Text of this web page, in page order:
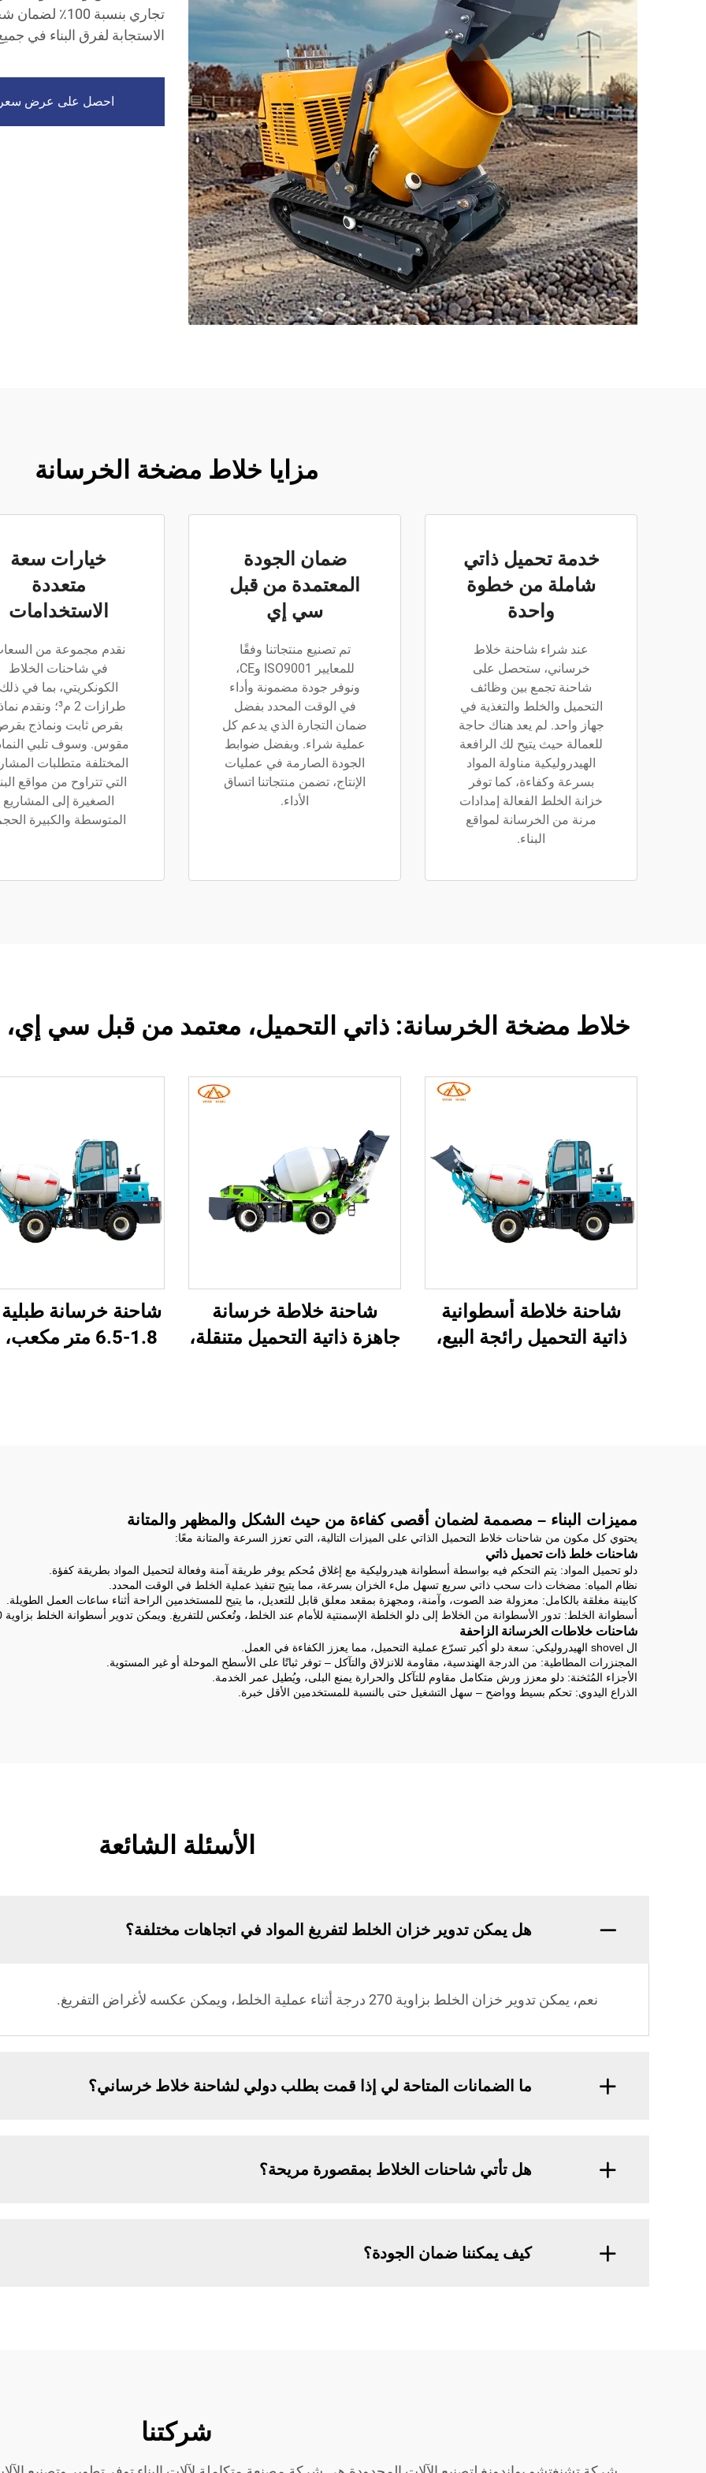
تجاري بنسبة
الاستجابة لفرق البناء في
احصل على عرض
مزايا خلاط مضخة الخرسانة
خدمة تحميل ذاتي
شاملة من خطوة
واحدة
عند شراء شاحنة خلاط
خرساني، ستحصل على
شاحنة تجمع بين وظائف
التحميل والخلط والتغذية في
جهاز واحد. لم يعد هناك حاجة
للعمالة حيث يتيح لك الرافعة
الهيدروليكية مناولة المواد
بسرعة وكفاءة، كما توفر
خزانة الخلط الفعالة إمدادات
مرنة من الخرسانة لمواقع
البناء.
ضمان الجودة
المعتمدة من قبل
سي إي
تم تصنيع منتجاتنا وفقًا
للمعايير ISO9001 وCE،
ونوفر جودة مضمونة وأداء
في الوقت المحدد بفضل
ضمان التجارة الذي يدعم كل
عملية شراء. وبفضل ضوابط
الجودة الصارمة في عمليات
الإنتاج، تضمن منتجاتنا اتساق
الأداء.
خيارات سعة
متعددة
الاستخدامات
نقدم مجموعة من
في شاحنات الخلاط
الكونكريتي، بما في
طرازات 2 م³؛ ونقدم
بقرص ثابت ونماذج
مقوس. وسوف تلبي
المختلفة متطلبات
التي تتراوح من مواقع
الصغيرة إلى المشاريع
المتوسطة والكبيرة
خلاط مضخة الخرسانة: ذاتي التحميل، معتمد من قبل سي إي،
شاحنة خلاطة أسطوانية
ذاتية التحميل رائجة البيع،
شاحنة خلاطة خرسانة
جاهزة ذاتية التحميل متنقلة،
شاحنة خرسانة
1.8-6.5 متر
مميزات البناء – مصممة لضمان أقصى كفاءة من حيث الشكل والمظهر والمتانة
يحتوي كل مكون من شاحنات خلاط التحميل الذاتي على الميزات التالية، التي تعزز السرعة والمتانة معًا:
شاحنات خلط ذات تحميل ذاتي
دلو تحميل المواد: يتم التحكم فيه بواسطة أسطوانة هيدروليكية مع إغلاق مُحكم يوفر طريقة آمنة وفعالة لتحميل المواد بطريقة كفؤة.
نظام المياه: مضخات ذات سحب ذاتي سريع تسهل ملء الخزان بسرعة، مما يتيح تنفيذ عملية الخلط في الوقت المحدد.
كابينة مغلقة بالكامل: معزولة ضد الصوت، وآمنة، ومجهزة بمقعد معلق قابل للتعديل، ما يتيح للمستخدمين الراحة أثناء ساعات العمل الطويلة.
أسطوانة الخلط: تدور الأسطوانة من الخلاط إلى دلو الخلطة الإسمنتية للأمام عند الخلط، وتُعكس للتفريغ. ويمكن تدوير أسطوانة الخلط بزاوية 270 درجة ولها ارتفاع بمقدار 17 درجة.
شاحنات خلاطات الخرسانة الزاحفة
ال shovel الهيدروليكي: سعة دلو أكبر تسرّع عملية التحميل، مما يعزز الكفاءة في العمل.
المجنزرات المطاطية: من الدرجة الهندسية، مقاومة للانزلاق والتآكل – توفر ثباتًا على الأسطح الموحلة أو غير المستوية.
الأجزاء المُثخنة: دلو معزز ورش متكامل مقاوم للتآكل والحرارة يمنع البلى، ويُطيل عمر الخدمة.
الذراع اليدوي: تحكم بسيط وواضح – سهل التشغيل حتى بالنسبة للمستخدمين الأقل خبرة.
الأسئلة الشائعة
هل يمكن تدوير خزان الخلط لتفريغ المواد في اتجاهات مختلفة؟
نعم، يمكن تدوير خزان الخلط بزاوية 270 درجة أثناء عملية الخلط، ويمكن عكسه لأغراض التفريغ.
ما الضمانات المتاحة لي إذا قمت بطلب دولي لشاحنة خلاط خرساني؟
هل تأتي شاحنات الخلاط بمقصورة مريحة؟
كيف يمكننا ضمان الجودة؟
شركتنا